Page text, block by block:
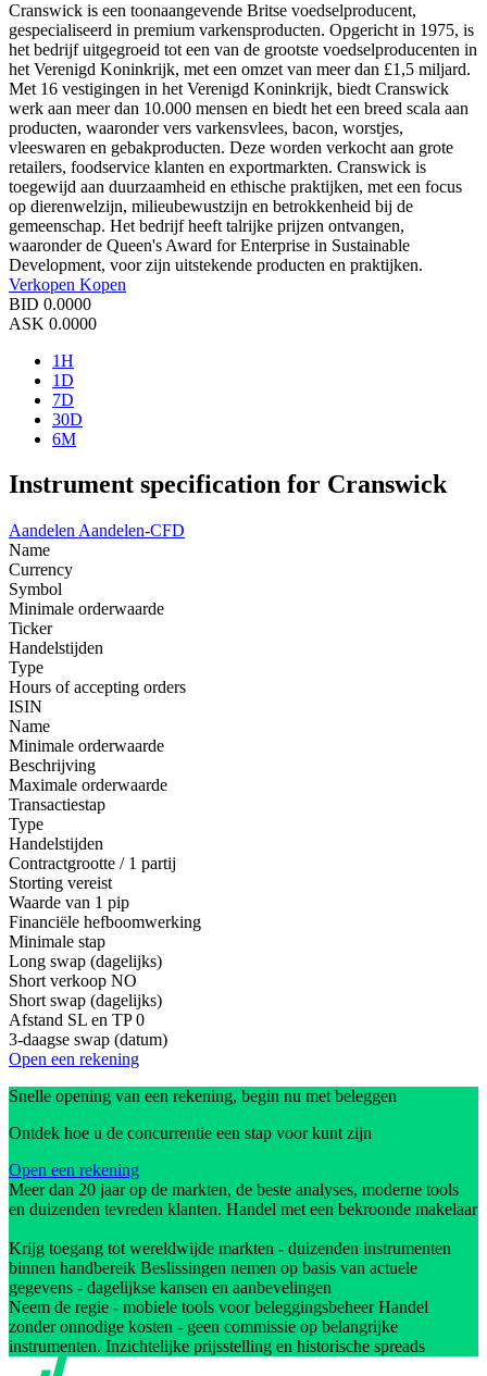
Cranswick is een toonaangevende Britse voedselproducent,
gespecialiseerd in premium varkensproducten. Opgericht in 1975, is
het bedrijf uitgegroeid tot een van de grootste voedselproducenten in
het Verenigd Koninkrijk, met een omzet van meer dan £1,5 miljard.
Met 16 vestigingen in het Verenigd Koninkrijk, biedt Cranswick
werk aan meer dan 10.000 mensen en biedt het een breed scala aan
producten, waaronder vers varkensvlees, bacon, worstjes,
vleeswaren en gebakproducten. Deze worden verkocht aan grote
retailers, foodservice klanten en exportmarkten. Cranswick is
toegewijd aan duurzaamheid en ethische praktijken, met een focus
op dierenwelzijn, milieubewustzijn en betrokkenheid bij de
gemeenschap. Het bedrijf heeft talrijke prijzen ontvangen,
waaronder de Queen's Award for Enterprise in Sustainable
Development, voor zijn uitstekende producten en praktijken.
Verkopen Kopen
BID 0.0000
ASK 0.0000
1H
1D
7D
30D
6M
Instrument specification for Cranswick
Aandelen Aandelen-CFD
Name
Currency
Symbol
Minimale orderwaarde
Ticker
Handelstijden
Type
Hours of accepting orders
ISIN
Name
Minimale orderwaarde
Beschrijving
Maximale orderwaarde
Transactiestap
Type
Handelstijden
Contractgrootte / 1 partij
Storting vereist
Waarde van 1 pip
Financiële hefboomwerking
Minimale stap
Long swap (dagelijks)
Short verkoop NO
Short swap (dagelijks)
Afstand SL en TP 0
3-daagse swap (datum)
Open een rekening
Snelle opening van een rekening, begin nu met beleggen
Ontdek hoe u de concurrentie een stap voor kunt zijn
Open een rekening
Meer dan 20 jaar op de markten, de beste analyses, moderne tools
en duizenden tevreden klanten. Handel met een bekroonde makelaar
Krijg toegang tot wereldwijde markten - duizenden instrumenten
binnen handbereik Beslissingen nemen op basis van actuele
gegevens - dagelijkse kansen en aanbevelingen
Neem de regie - mobiele tools voor beleggingsbeheer Handel
zonder onnodige kosten - geen commissie op belangrijke
instrumenten. Inzichtelijke prijsstelling en historische spreads